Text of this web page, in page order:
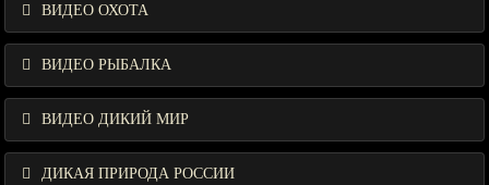
ВИДЕО ОХОТА
ВИДЕО РЫБАЛКА
ВИДЕО ДИКИЙ МИР
ДИКАЯ ПРИРОДА РОССИИ